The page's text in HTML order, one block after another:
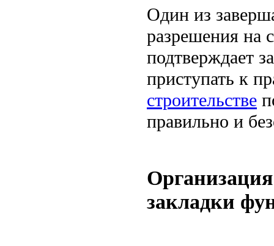
Один из
разрешения на
подтверждает
приступать к
строительстве
правильно и
закладки